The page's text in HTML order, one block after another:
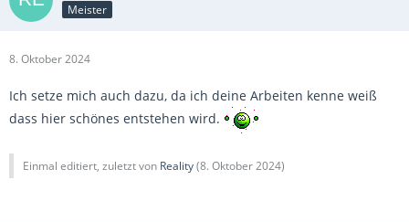
Meister
8. Oktober 2024
Ich setze mich auch dazu, da ich deine Arbeiten kenne weiß
dass hier schönes entstehen wird.
Einmal editiert, zuletzt von Reality(8. Oktober 2024)